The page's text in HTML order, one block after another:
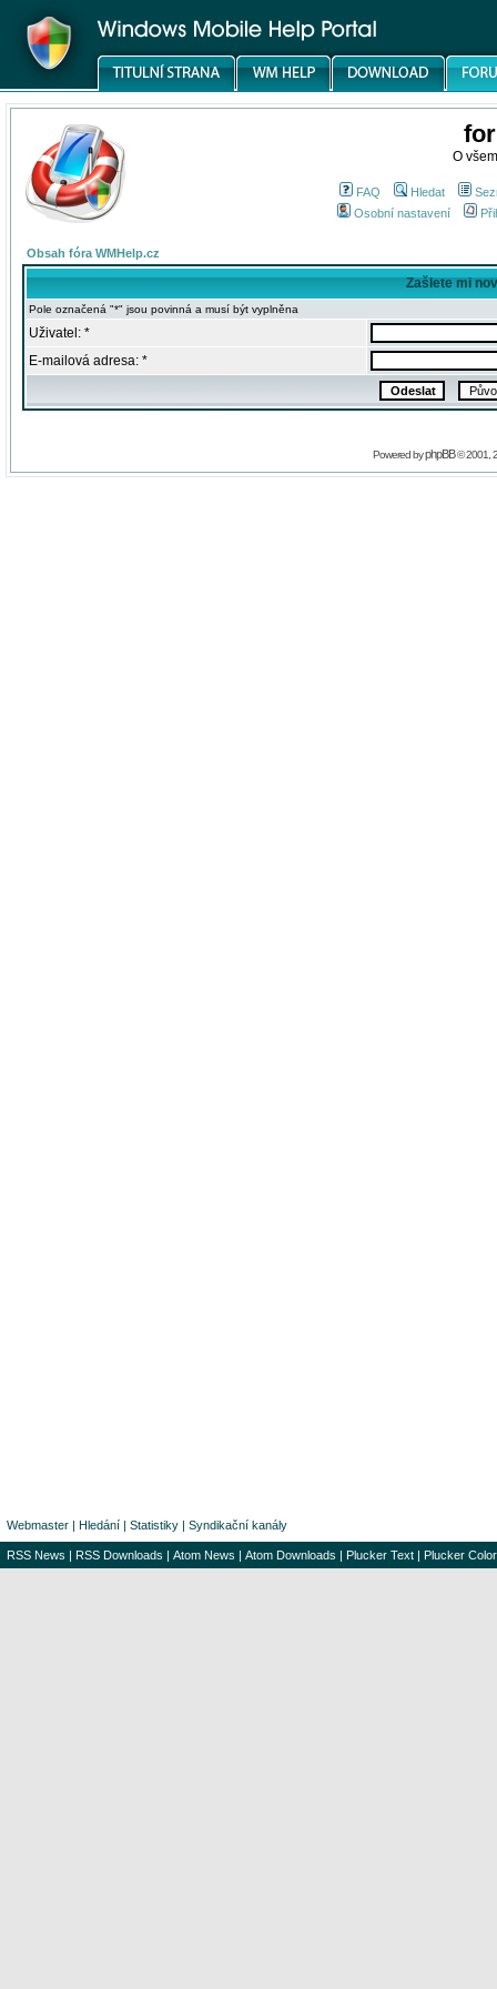
O
FAQ Hledat
Osobní nastavení
Obsah fóra WMHelp.cz
Zašlete mi
Pole označená "*" jsou povinná a musí být vyplněna
Uživatel: *
E-mailová adresa: *
Powered byphpBB© 2001,
Webmaster | Hledání | Statistiky | Syndikační kanály
RSS News | RSS Downloads | Atom News | Atom Downloads | Plucker Text | Plucker Color